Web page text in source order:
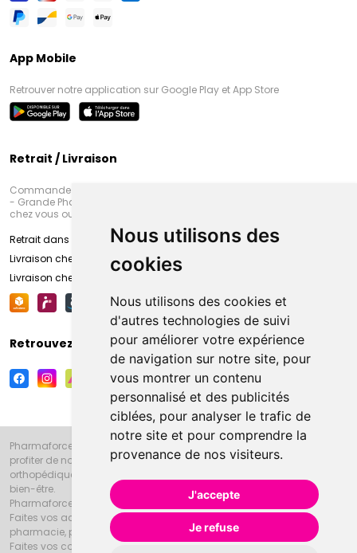
Nous utilisons des
cookies
Nous utilisons des cookies et
d'autres technologies de suivi
pour améliorer votre expérience
de navigation sur notre site, pour
vous montrer un contenu
personnalisé et des publicités
ciblées, pour analyser le trafic de
notre site et pour comprendre la
provenance de nos visiteurs.
J'accepte
Je refuse
App Mobile
Retrouver notre application sur Google Play et App Store
Retrait / Livraison
Commandez en ligne et venez chercher votre commande à Amiens
- Grande Pharmacie d’Amiens (Fachon) ou recevez-là rapidement
chez vous ou en point retrait
Retrait dans la pharmacie d’Amiens
Livraison chez vous
Livraison chez votre commerçant
Retrouvez-nous sur vos réseaux sociaux
Pharmaforce.fr et la Grande Pharmacie d’Amiens vous souhaitent de
profiter de notre accueil, de nos conseils pharmaceutiques,
orthopédiques, homéopathiques, parapharmaceutiques, beauté et
bien-être.
Pharmaforce.fr est le site internet de la Grande Pharmacie d’Amiens.
Faites vos achats en ligne grâce à un choix de 20000 références en
pharmacie, parapharmacie, diététique et animaux (vétérinaire).
Faites vos courses de pharmacie et parapharmacie en ligne et venez